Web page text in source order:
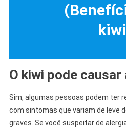
O kiwi pode
Sim, algumas pessoas podem ter
com sintomas que variam de leve
graves. Se você suspeitar de